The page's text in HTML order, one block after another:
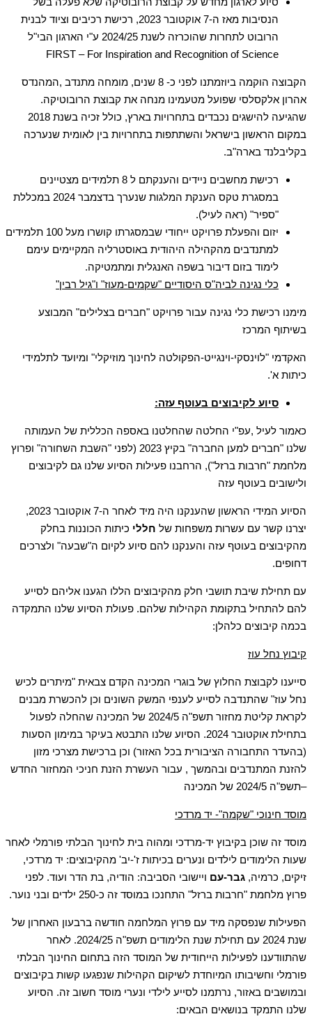
הנסיבות מאז ה-7 אוקטובר 2023, רכישת רכיבים וציוד לבנית
הרובוט לתחרות שהוכרזה לשנת 2024/25 ע"י הארגון הבי"ל
FIRST – For Inspiration and Recognition of Science
הקבוצה הוקמה ביוזמתנו לפני כ- 8 שנים, מומחה מתנדב ,המהנדס
אהרון אלקסלסי שפועל מטעמינו מנחה את קבוצת הרובוטיקה.
שהגיעה להישגים נכבדים בתחרויות בארץ, כולל זכיה בשנת 2018
במקום הראשון בישראל והשתתפות בתחרויות בין לאומית שנערכה
בקליבלנד בארה"ב.
רכישת מחשבים ניידים והענקתם ל 8 תלמידים מצטיינים
במסגרת טקס הענקת המלגות שנערך בדצמבר 2024 במכללת
"ספיר" (ראה לעיל).
יזום והפעלת פרויקט ייחודי שבמסגרתו קושרו מעל 100 תלמידים
למתנדבים מהקהילה היהודית באוסטרליה המקיימים עימם
לימוד בזום דיבור בשפה האנגלית ומתמטיקה.
כלי נגינה לביה"ס היסודיים "שקמים-מעוז" ו"גיל רבין"
מימנו רכישת כלי נגינה עבור פרויקט "חברים בצלילים" המבוצע
בשיתוף המרכז
האקדמי "לוינסקי-וינגייט-הפקולטה לחינוך מוזיקלי" ומיועד לתלמידי
כיתות א'.
סיוע לקיבוצים בעוטף עזה:
כאמור לעיל ,עפ"י החלטה שהחלטנו באספה הכללית של העמותה
שלנו "חברים למען החברה" בקיץ 2023 (לפני "השבת השחורה" ופרוץ
מלחמת "חרבות ברזל"), הרחבנו פעילות הסיוע שלנו גם לקיבוצים
ולישובים בעוטף עזה
הסיוע המידי הראשון שהענקנו היה מיד לאחר ה-7 אוקטובר 2023,
יצרנו קשר עם עשרות משפחות של חללי כיתות הכוננות בחלק
מהקיבוצים בעוטף עזה והענקנו להם סיוע לקיום ה"שבעה" ולצרכים
דחופים.
עם תחילת שיבת תושבי חלק מהקיבוצים הללו הגענו אליהם לסייע
להם להתחיל בתקומת הקהילות שלהם. פעולת הסיוע שלנו התמקדה
בכמה קיבוצים כלהלן:
קיבוץ נחל עוז
סייענו לקבוצת החלוץ של בוגרי המכינה הקדם צבאית "מיתרים לכיש
נחל עוז" שהתנדבה לסייע לענפי המשק השונים וכן להכשרת מבנים
לקראת קליטת מחזור תשפ"ה 2024/5 של המכינה שהחלה לפעול
בתחילת אוקטובר 2024. הסיוע שלנו התבטא בעיקר במימון הסעות
(בהעדר התחבורה הציבורית בכל האזור) וכן ברכישת מצרכי מזון
להזנת המתנדבים ובהמשך , עבור העשרת הזנת חניכי המחזור החדש
–תשפ"ה 2024/5 של המכינה
מוסד חינוכי "שקמה"- יד מרדכי
מוסד זה שוכן בקיבוץ יד-מרדכי ומהוה בית לחינוך הבלתי פורמלי לאחר
שעות הלימודים לילדים ונערים בכיתות ז'-יב' מהקיבוצים: יד מרדכי,
זיקים, כרמיה, גבר-עם ויישובי הסביבה: הודיה, בת הדר ועוד. לפני
פרוץ מלחמת "חרבות ברזל" התחנכו במוסד זה כ-250 ילדים ובני נוער.
הפעילות שנפסקה מיד עם פרוץ המלחמה חודשה ברבעון האחרון של
שנת 2024 עם תחילת שנת הלימודים תשפ"ה 2024/25. לאחר
שהתוודענו לפעילות הייחודית של המוסד הזה בתחום החינוך הבלתי
פורמלי וחשיבותו המיוחדת לשיקום הקהילות שנפגעו קשות בקיבוצים
ובמושבים באזור, נרתמנו לסייע לילדי ונערי מוסד חשוב זה. הסיוע
שלנו התמקד בנושאים הבאים: